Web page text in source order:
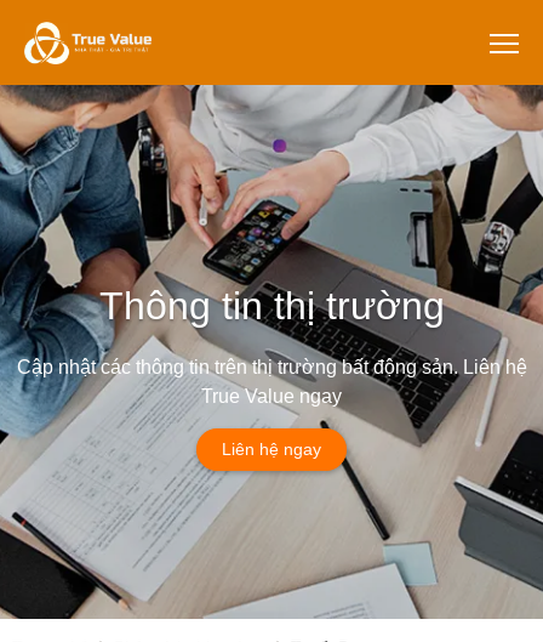
Thông tin thị trường
Cập nhật các thông tin trên thị trường bất động sản. Liên hệ
True Value ngay
Liên hệ ngay